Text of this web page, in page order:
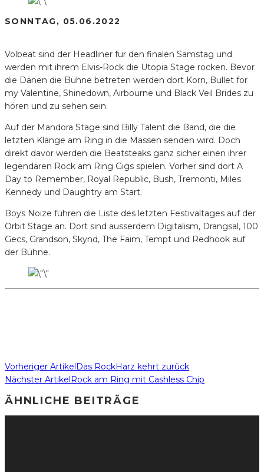
SONNTAG, 05.06.2022
Volbeat sind der Headliner für den finalen Samstag und
werden mit ihrem Elvis-Rock die Utopia Stage rocken. Bevor
die Dänen die Bühne betreten werden dort Korn, Bullet for
my Valentine, Shinedown, Airbourne und Black Veil Brides zu
hören und zu sehen sein.
Auf der Mandora Stage sind Billy Talent die Band, die die
letzten Klänge am Ring in die Massen senden wird. Doch
direkt davor werden die Beatsteaks ganz sicher einen ihrer
legendären Rock am Ring Gigs spielen. Vorher sind dort A
Day to Remember, Royal Republic, Bush, Tremonti, Miles
Kennedy und Daughtry am Start.
Boys Noize führen die Liste des letzten Festivaltages auf der
Orbit Stage an. Dort sind ausserdem Digitalism, Drangsal, 100
Gecs, Grandson, Skynd, The Faim, Tempt und Redhook auf
der Bühne.
Vorheriger ArtikelDas RockHarz kehrt zurück
Nächster ArtikelRock am Ring mit Cashless Chip
ÄHNLICHE BEITRÄGE